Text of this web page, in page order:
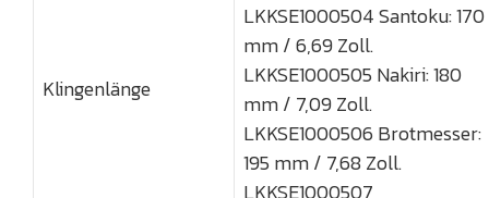
Klingenlänge
LKKSE1000504 Santoku: 170
mm / 6,69 Zoll.
LKKSE1000505 Nakiri: 180
mm / 7,09 Zoll.
LKKSE1000506 Brotmesser:
195 mm / 7,68 Zoll.
LKKSE1000507